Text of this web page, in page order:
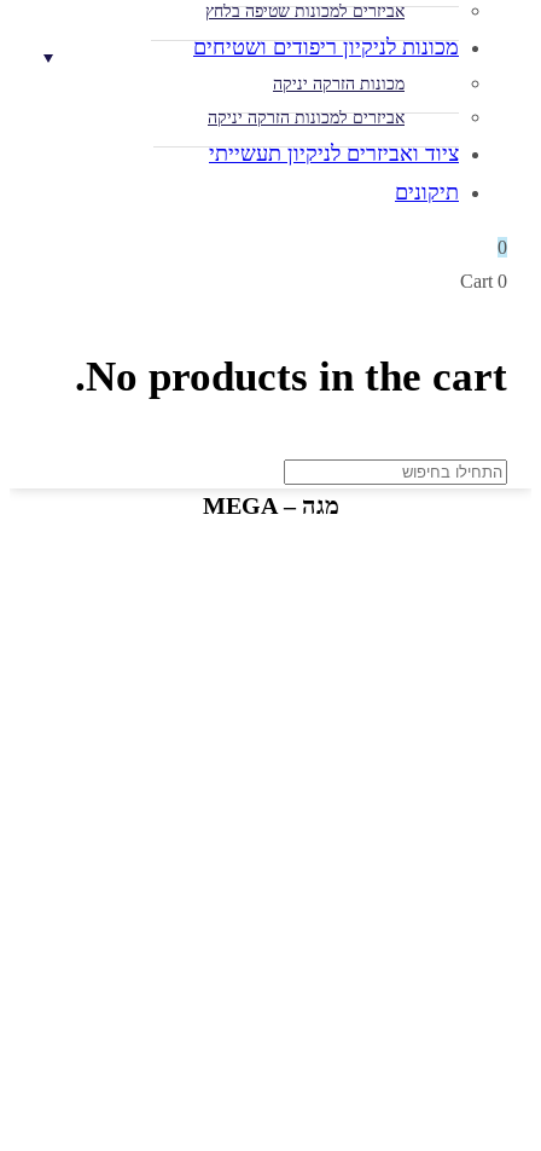
אביזרים למכונות שטיפה בלחץ
מכונות לניקיון ריפודים ושטיחים
מכונות הזרקה יניקה
אביזרים למכונות הזרקה יניקה
ציוד ואביזרים לניקיון תעשייתי
תיקונים
0
Cart 0
No products in the cart.
מגה – MEGA